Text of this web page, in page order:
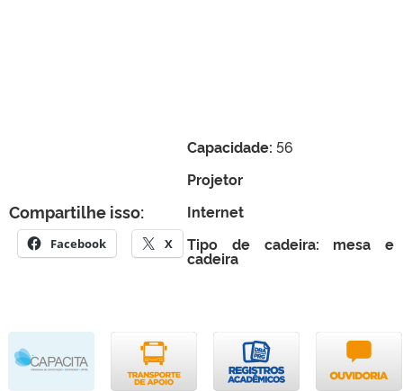
Capacidade: 56
Projetor
Internet
Tipo de cadeira: mesa e
cadeira
Compartilhe isso:
Facebook X